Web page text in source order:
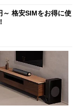
～ 格安SIMをお得に使